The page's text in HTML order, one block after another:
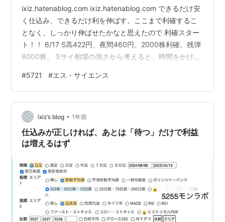
ixiz.hatenablog.com ixiz.hatenablog.com できるだけ安
く仕込み、できるだけ利を伸ばす。ここまで利確するこ
となく、しっかり伸ばせたかなと思えたので 利確スター
ト！！ 6/17 S高422円、夜間460円、2000株利確。残弾
8000株。 Sサイ相場の強さから考えると、時間をかけて
６月９日、６月１２日、６月１６日、６月１７日。「S
高」の号砲で、市場に周知させて資金が集まり、ここま
で上昇。 Sサイエンスの「S」とはストップ高？今後は、
「S」ストップ安も！？いずれにせよ、大きく揺さぶられ
るはず。（メタプラ想定）そ…
#5721 #エス・サイエンス
ixiz’s blog • 1年前
仕込みが正しければ、あとは「待つ」だけで利益
は増えるはず